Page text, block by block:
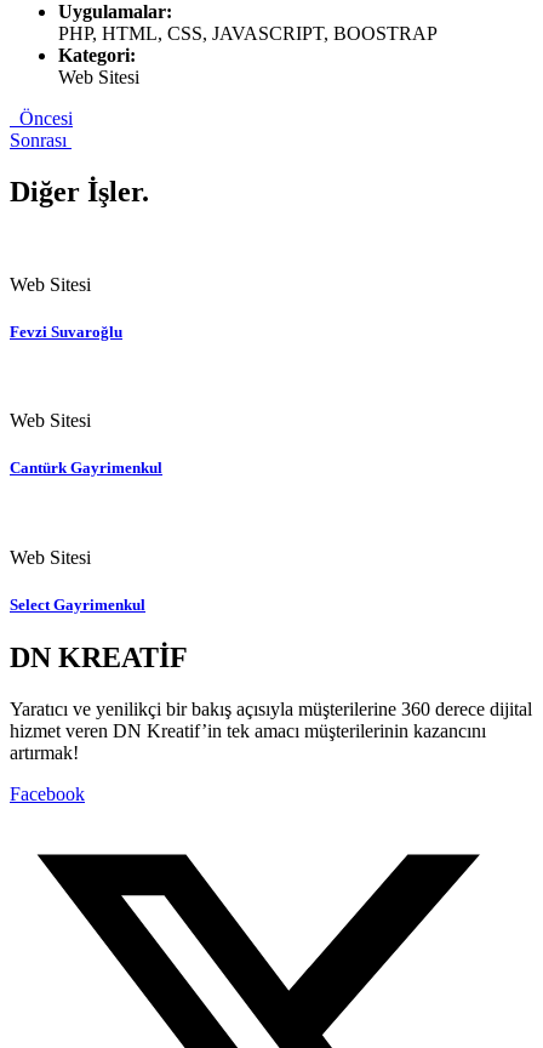
Uygulamalar:
PHP, HTML, CSS, JAVASCRIPT, BOOSTRAP
Kategori:
Web Sitesi
Öncesi
Sonrası
Diğer İşler.
Web Sitesi
Fevzi Suvaroğlu
Web Sitesi
Cantürk Gayrimenkul
Web Sitesi
Select Gayrimenkul
DN KREATİF
Yaratıcı ve yenilikçi bir bakış açısıyla müşterilerine 360 derece dijital
hizmet veren DN Kreatif’in tek amacı müşterilerinin kazancını
artırmak!
Facebook